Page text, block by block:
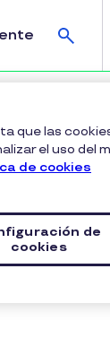
son
las tarjetas
que las
el uso del
de cookies
de
cookies